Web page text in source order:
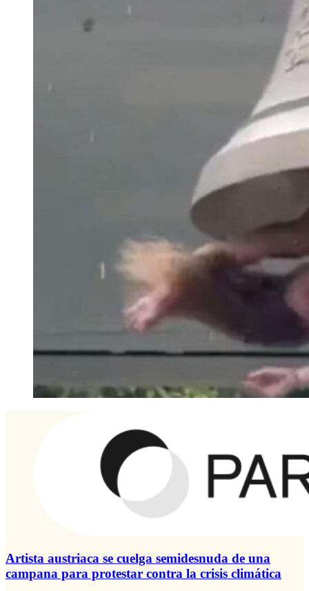
Artista austriaca se cuelga semidesnuda de una
campana para protestar contra la crisis climática